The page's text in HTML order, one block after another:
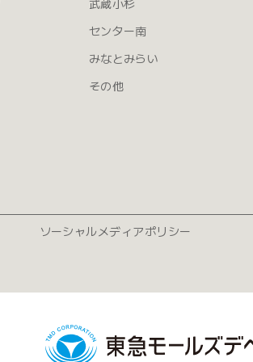
センター南
みなとみらい
その他
ソーシャルメディアポリシー